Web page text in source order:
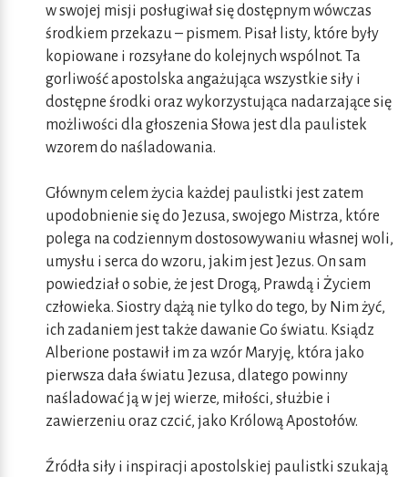
w swojej misji posługiwał się dostępnym wówczas
środkiem przekazu – pismem. Pisał listy, które były
kopiowane i rozsyłane do kolejnych wspólnot. Ta
gorliwość apostolska angażująca wszystkie siły i
dostępne środki oraz wykorzystująca nadarzające się
możliwości dla głoszenia Słowa jest dla paulistek
wzorem do naśladowania.
Głównym celem życia każdej paulistki jest zatem
upodobnienie się do Jezusa, swojego Mistrza, które
polega na codziennym dostosowywaniu własnej woli,
umysłu i serca do wzoru, jakim jest Jezus. On sam
powiedział o sobie, że jest Drogą, Prawdą i Życiem
człowieka. Siostry dążą nie tylko do tego, by Nim żyć,
ich zadaniem jest także dawanie Go światu. Ksiądz
Alberione postawił im za wzór Maryję, która jako
pierwsza dała światu Jezusa, dlatego powinny
naśladować ją w jej wierze, miłości, służbie i
zawierzeniu oraz czcić, jako Królową Apostołów.
Źródła siły i inspiracji apostolskiej paulistki szukają